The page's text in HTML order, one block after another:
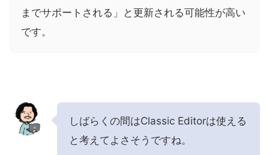
までサポートされる」と更新される可能性が高い
です。
しばらくの間はClassic Editorは使える
と考えてよさそうですね。